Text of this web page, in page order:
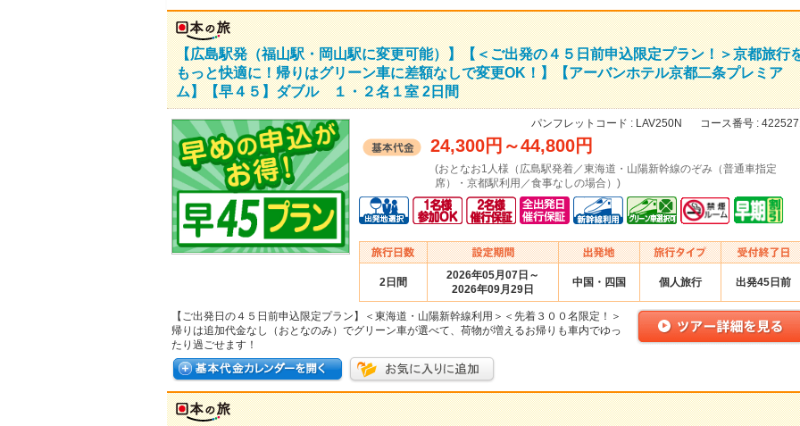
【広島駅発（福山駅・岡山駅に変更可能）】【＜ご出発の４５日前申込限定プラン！＞京都旅行
もっと快適に！帰りはグリーン車に差額なしで変更OK！】【アーバンホテル京都二条プレミア
ム】【早４５】ダブル １・２名１室 2日間
パンフレットコード : LAV250N コース番号 :
24,300円 ～44,800円
(おとなお1人様（広島駅発着／東海道・山陽新幹線のぞみ（普通車指定
席）・京都駅利用／食事なしの場合）)
2日間
2026年05月07日～
2026年09月29日
中国・四国 個人旅行 出発45日前
【ご出発日の４５日前申込限定プラン】＜東海道・山陽新幹線利用＞＜先着３００名限定！＞
帰りは追加代金なし（おとなのみ）でグリーン車が選べて、荷物が増えるお帰りも車内でゆっ
たり過ごせます！